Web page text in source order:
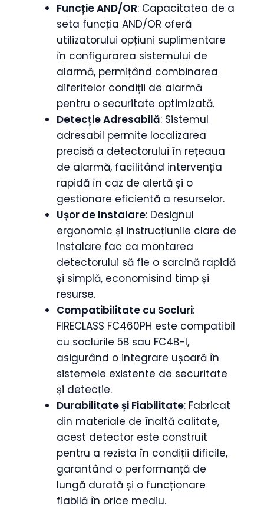
Funcție AND/OR: Capacitatea de a
seta funcția AND/OR oferă
utilizatorului opțiuni suplimentare
în configurarea sistemului de
alarmă, permițând combinarea
diferitelor condiții de alarmă
pentru o securitate optimizată.
Detecție Adresabilă: Sistemul
adresabil permite localizarea
precisă a detectorului în rețeaua
de alarmă, facilitând intervenția
rapidă în caz de alertă și o
gestionare eficientă a resurselor.
Ușor de Instalare: Designul
ergonomic și instrucțiunile clare de
instalare fac ca montarea
detectorului să fie o sarcină rapidă
și simplă, economisind timp și
resurse.
Compatibilitate cu Socluri:
FIRECLASS FC460PH este compatibil
cu soclurile 5B sau FC4B-I,
asigurând o integrare ușoară în
sistemele existente de securitate
și detecție.
Durabilitate și Fiabilitate: Fabricat
din materiale de înaltă calitate,
acest detector este construit
pentru a rezista în condiții dificile,
garantând o performanță de
lungă durată și o funcționare
fiabilă în orice mediu.